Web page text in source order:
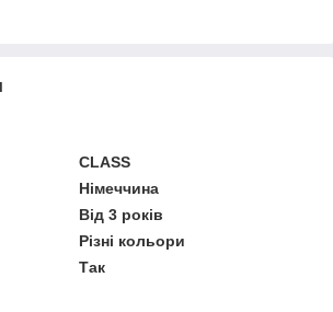
CLASS
Німеччина
Від 3 років
Різні кольори
Так